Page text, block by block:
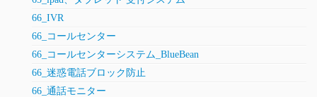
66_IVR
66_コールセンター
66_コールセンターシステム_BlueBean
66_迷惑電話ブロック防止
66_通話モニター